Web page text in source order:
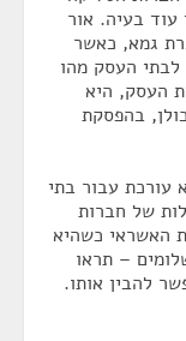
עוד בעיה. אור
גמא, כאשר
העסק מהו
העסק, היא
בהפסקת
עורכת עבור בתי
של חברות
האשראי כשהיא
– תראו
להבין אותו.